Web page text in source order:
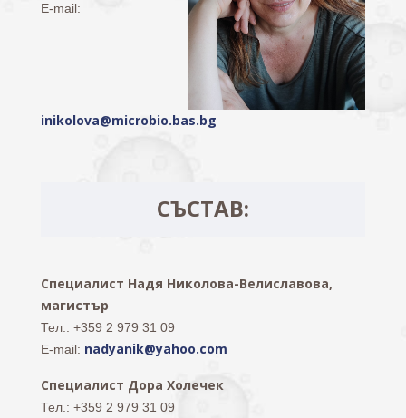
E-mail:
inikolova@microbio.bas.bg
СЪСТАВ:
Специалист Надя Николова-Велиславова,
магистър
Тел.: +359 2 979 31 09
E-mail: nadyanik@yahoo.com
Специалист Дора Холечек
Тел.: +359 2 979 31 09